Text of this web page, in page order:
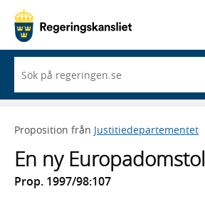
du
börjar
skriva
framträder
lista
med
sökförslag
Proposition från Justitiedepartementet
En ny Europadomstol
Prop. 1997/98:107